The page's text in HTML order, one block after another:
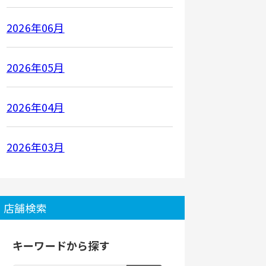
2026年06月
2026年05月
2026年04月
2026年03月
店舗検索
キーワードから探す